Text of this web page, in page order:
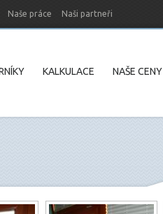
Naše práce Naši partneři
KALKULACE NAŠE CENY